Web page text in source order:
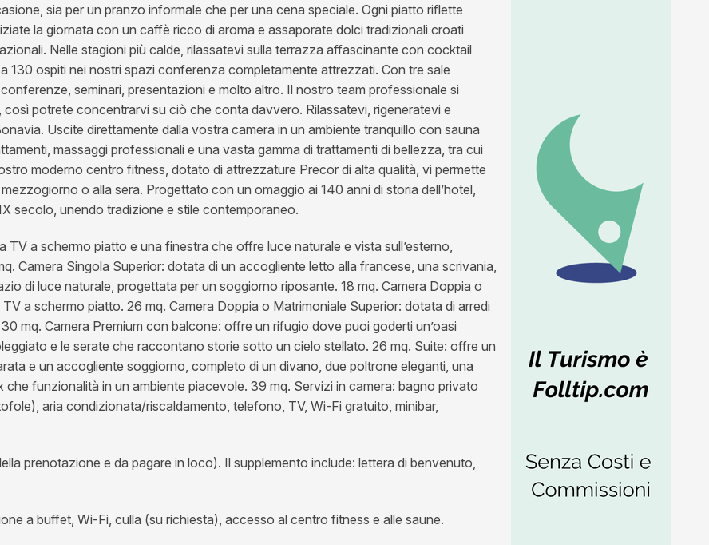
sia per un pranzo informale che per una cena speciale. Ogni piatto riflette
la giornata con un caffè ricco di aroma e assaporate dolci tradizionali croati
Nelle stagioni più calde, rilassatevi sulla terrazza affascinante con cocktail
130 ospiti nei nostri spazi conferenza completamente attrezzati. Con tre sale
seminari, presentazioni e molto altro. Il nostro team professionale si
potrete concentrarvi su ciò che conta davvero. Rilassatevi, rigeneratevi e
Uscite direttamente dalla vostra camera in un ambiente tranquillo con sauna
massaggi professionali e una vasta gamma di trattamenti di bellezza, tra cui
moderno centro fitness, dotato di attrezzature Precor di alta qualità, vi permette
o alla sera. Progettato con un omaggio ai 140 anni di storia dell’hotel,
secolo, unendo tradizione e stile contemporaneo.
a schermo piatto e una finestra che offre luce naturale e vista sull’esterno,
Camera Singola Superior: dotata di un accogliente letto alla francese, una scrivania,
di luce naturale, progettata per un soggiorno riposante. 18 mq. Camera Doppia o
a schermo piatto. 26 mq. Camera Doppia o Matrimoniale Superior: dotata di arredi
mq. Camera Premium con balcone: offre un rifugio dove puoi goderti un’oasi
e le serate che raccontano storie sotto un cielo stellato. 26 mq. Suite: offre un
e un accogliente soggiorno, completo di un divano, due poltrone eleganti, una
funzionalità in un ambiente piacevole. 39 mq. Servizi in camera: bagno privato
aria condizionata/riscaldamento, telefono, TV, Wi-Fi gratuito, minibar,
prenotazione e da pagare in loco). Il supplemento include: lettera di benvenuto,
a buffet, Wi-Fi, culla (su richiesta), accesso al centro fitness e alle saune.